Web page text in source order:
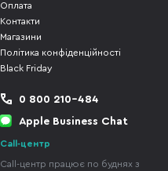
Оплата
Контакти
Магазини
Політика конфіденційності
Black Friday
0 800 210-484
Apple Business Chat
Call-центр
Call-центр працює по буднях з